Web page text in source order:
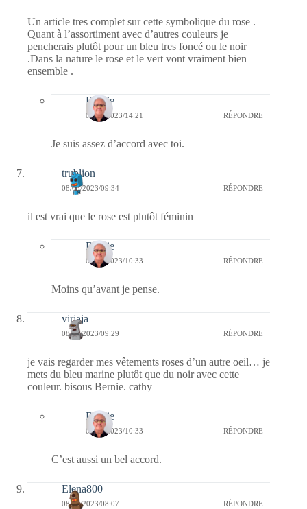
Un article tres complet sur cette symbolique du rose .
Quant à l’assortiment avec d’autres couleurs je
pencherais plutôt pour un bleu tres foncé ou le noir
.Dans la nature le rose et le vert vont vraiment bien
ensemble .
Bernie
09/05/2023/14:21 RÉPONDRE
Je suis assez d’accord avec toi.
trublion
08/05/2023/09:34 RÉPONDRE
il est vrai que le rose est plutôt féminin
Bernie
08/05/2023/10:33 RÉPONDRE
Moins qu’avant je pense.
virjaja
08/05/2023/09:29 RÉPONDRE
je vais regarder mes vêtements roses d’un autre oeil… je
mets du bleu marine plutôt que du noir avec cette
couleur. bisous Bernie. cathy
Bernie
08/05/2023/10:33 RÉPONDRE
C’est aussi un bel accord.
Elena800
08/05/2023/08:07 RÉPONDRE